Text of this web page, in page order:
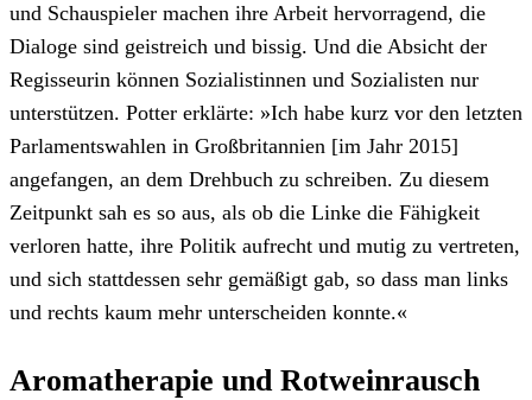
und Schauspieler machen ihre Arbeit hervorragend, die
Dialoge sind geistreich und bissig. Und die Absicht der
Regisseurin können Sozialistinnen und Sozialisten nur
unterstützen. Potter erklärte: »Ich habe kurz vor den letzten
Parlamentswahlen in Großbritannien [im Jahr 2015]
angefangen, an dem Drehbuch zu schreiben. Zu diesem
Zeitpunkt sah es so aus, als ob die Linke die Fähigkeit
verloren hatte, ihre Politik aufrecht und mutig zu vertreten,
und sich stattdessen sehr gemäßigt gab, so dass man links
und rechts kaum mehr unterscheiden konnte.«
Aromatherapie und Rotweinrausch